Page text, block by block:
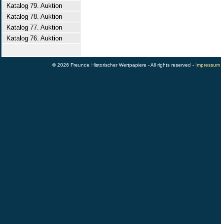
Katalog 79. Auktion
Katalog 78. Auktion
Katalog 77. Auktion
Katalog 76. Auktion
© 2026 Freunde Historischer Wertpapiere - All rights reserved - Impressum